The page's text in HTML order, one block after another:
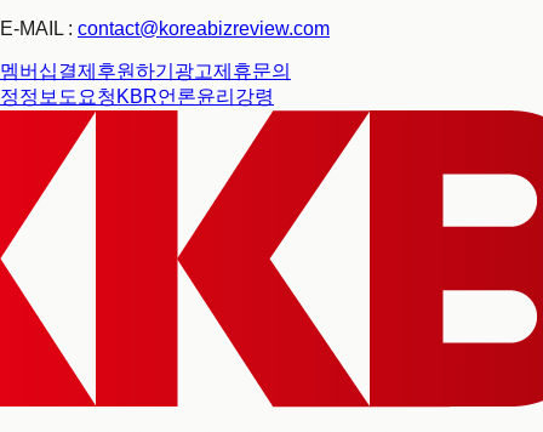
E-MAIL : contact@koreabizreview.com
멤버십결제 후원하기 광고제휴문의
정정보도요청 KBR언론윤리강령